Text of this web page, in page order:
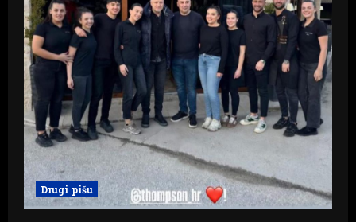
Drugi pišu